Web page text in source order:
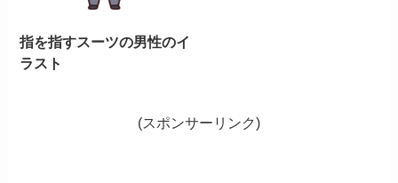
指を指すスーツの男性のイ
ラスト
(スポンサーリンク)